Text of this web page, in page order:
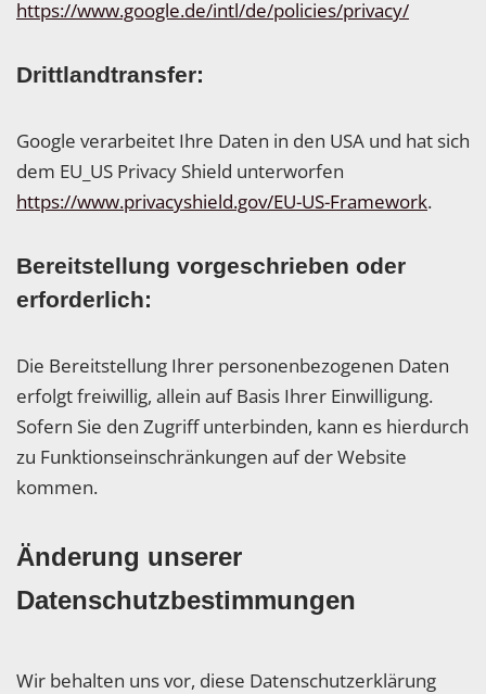
https://www.google.de/intl/de/policies/privacy/
Drittlandtransfer:
Google verarbeitet Ihre Daten in den USA und hat sich
dem EU_US Privacy Shield unterworfen
https://www.privacyshield.gov/EU-US-Framework.
Bereitstellung vorgeschrieben oder
erforderlich:
Die Bereitstellung Ihrer personenbezogenen Daten
erfolgt freiwillig, allein auf Basis Ihrer Einwilligung.
Sofern Sie den Zugriff unterbinden, kann es hierdurch
zu Funktionseinschränkungen auf der Website
kommen.
Änderung unserer
Datenschutzbestimmungen
Wir behalten uns vor, diese Datenschutzerklärung